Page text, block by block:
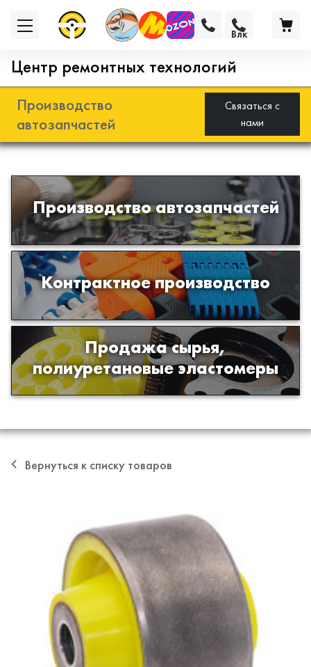
Центр ремонтных технологий
Производство
автозапчастей
Связаться с
нами
Производство автозапчастей
Разработка и производство деталей
из эластомеров для подвески
автомобиля
Контрактное производство
Производство изделий из пластиков
и полимеров по образцам либо
чертежам заказчика
Продажа сырья,
полиуретановые эластомеры
Продажа сырья для производства
изделий из полиуретана
Влк
Вернуться к списку товаров